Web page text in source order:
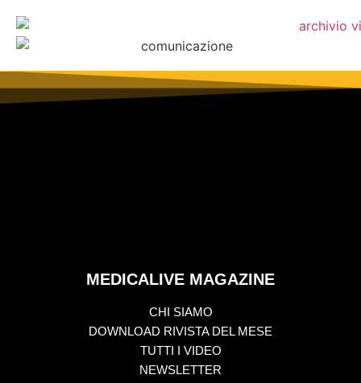
MEDICALIVE MAGAZINE
CHI SIAMO
DOWNLOAD RIVISTA DEL MESE
TUTTI I VIDEO
NEWSLETTER